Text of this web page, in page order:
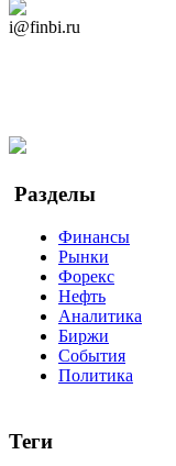
i@finbi.ru
Разделы
Финансы
Рынки
Форекс
Нефть
Аналитика
Биржи
События
Политика
Теги